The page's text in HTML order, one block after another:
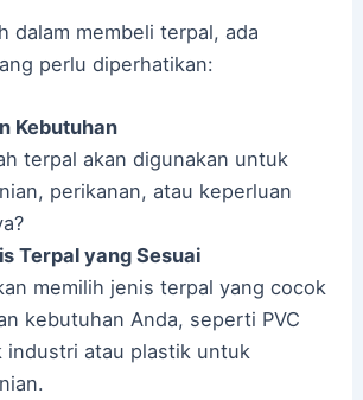
dalam membeli terpal, ada
perlu diperhatikan:
Kebutuhan
terpal akan digunakan untuk
perikanan, atau keperluan
Terpal yang Sesuai
memilih jenis terpal yang cocok
kebutuhan Anda, seperti PVC
industri atau plastik untuk